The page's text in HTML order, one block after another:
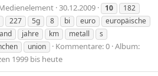
30.12.2009 10
182
227 5g 8 bi euro
europäische
jahre km metall
s
union Kommentare: 0 Album:
1999 bis heute